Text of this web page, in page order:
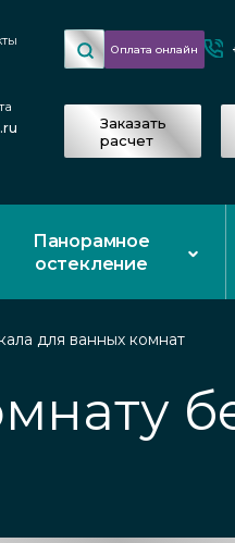
Оплата онлайн
Заказать
расчет
Панорамное
остекление
для ванных комнат